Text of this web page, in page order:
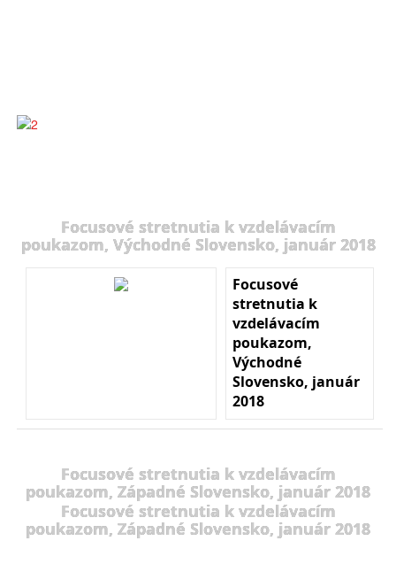
Focusové stretnutia k vzdelávacím
poukazom, Východné Slovensko, január 2018
Focusové
stretnutia k
vzdelávacím
poukazom,
Východné
Slovensko, január
2018
Focusové stretnutia k vzdelávacím
poukazom, Západné Slovensko, január 2018
Focusové stretnutia k vzdelávacím
poukazom, Západné Slovensko, január 2018